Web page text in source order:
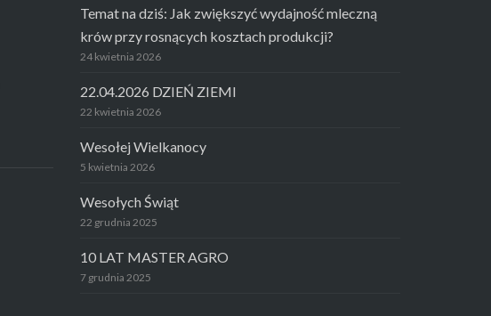
Temat na dziś: Jak zwiększyć wydajność mleczną
krów przy rosnących kosztach produkcji?
24 kwietnia 2026
22.04.2026 DZIEŃ ZIEMI
22 kwietnia 2026
Wesołej Wielkanocy
5 kwietnia 2026
Wesołych Świąt
22 grudnia 2025
10 LAT MASTER AGRO
7 grudnia 2025